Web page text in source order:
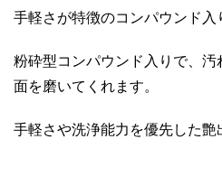
手軽さが特徴のコンパウンド入
粉砕型コンパウンド入りで、
面を磨いてくれます。
手軽さや洗浄能力を優先した艶